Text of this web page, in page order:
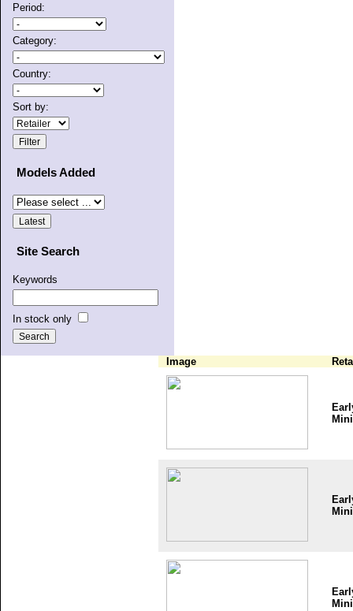
Period:
Category:
Country:
Sort by:
Models Added
Site Search
Keywords
In stock only
Image